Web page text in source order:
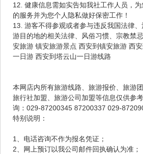
12. 健康信息需如实告知我社工作人员，
的服务并为您个人隐私做好保密工作！
13. 游客不得参观或者参与违反我国法律
游目的地的相关法律、风俗习惯、宗教禁
安旅游 镇安旅游景点 西安到镇安旅游 西
一日游 西安到塔云山一日游线路
本网店内所有旅游线路、旅游报价、旅游
旅行社加盟、旅游公司加盟等信息仅供参
特别说明：
1、电话咨询不作为报名凭证；
2、网上预订以我公司邮件回执确认为准；